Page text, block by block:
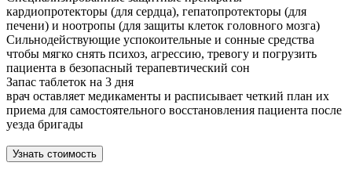
кардиопротекторы (для сердца), гепатопротекторы (для
печени) и ноотропы (для защиты клеток головного мозга)
Сильнодействующие успокоительные и сонные средства
чтобы мягко снять психоз, агрессию, тревогу и погрузить
пациента в безопасный терапевтический сон
Запас таблеток на 3 дня
врач оставляет медикаменты и расписывает четкий план их
приема для самостоятельного восстановления пациента после
уезда бригады
Узнать стоимость